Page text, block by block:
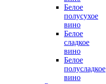
Белое
полусухое
вино
Белое
сладкое
вино
Белое
полусладкое
вино